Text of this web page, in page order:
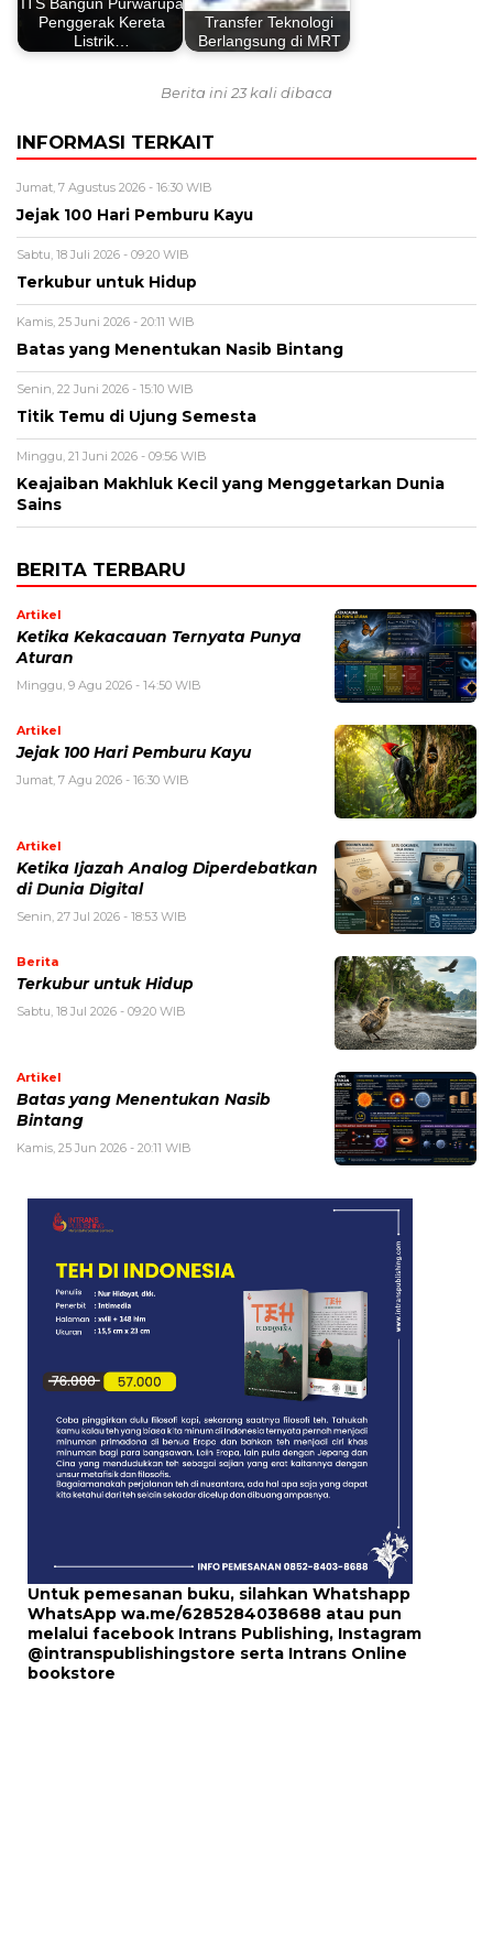
Penggerak Kereta
Listrik…
Transfer Teknologi
Berlangsung di MRT
Berita ini 23 kali dibaca
INFORMASI TERKAIT
Jumat, 7 Agustus 2026 - 16:30 WIB
Jejak 100 Hari Pemburu Kayu
Sabtu, 18 Juli 2026 - 09:20 WIB
Terkubur untuk Hidup
Kamis, 25 Juni 2026 - 20:11 WIB
Batas yang Menentukan Nasib Bintang
Senin, 22 Juni 2026 - 15:10 WIB
Titik Temu di Ujung Semesta
Minggu, 21 Juni 2026 - 09:56 WIB
Keajaiban Makhluk Kecil yang Menggetarkan Dunia
Sains
BERITA TERBARU
Artikel
Ketika Kekacauan Ternyata Punya
Aturan
Minggu, 9 Agu 2026 - 14:50 WIB
Artikel
Jejak 100 Hari Pemburu Kayu
Jumat, 7 Agu 2026 - 16:30 WIB
Artikel
Ketika Ijazah Analog Diperdebatkan
di Dunia Digital
Senin, 27 Jul 2026 - 18:53 WIB
Berita
Terkubur untuk Hidup
Sabtu, 18 Jul 2026 - 09:20 WIB
Artikel
Batas yang Menentukan Nasib
Bintang
Kamis, 25 Jun 2026 - 20:11 WIB
Untuk pemesanan buku, silahkan Whatshapp
WhatsApp wa.me/6285284038688 atau pun
melalui facebook Intrans Publishing, Instagram
@intranspublishingstore serta Intrans Online
bookstore